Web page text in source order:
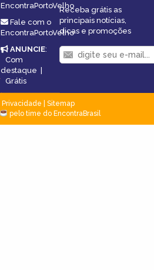
EncontraPortoVelho
Fale com o
EncontraPortoVelho
ANUNCIE:
Com
destaque |
Grátis
Receba grátis as
principais notícias,
dicas e promoções
Privacidade
Sitemap
pelo time do EncontraBrasil